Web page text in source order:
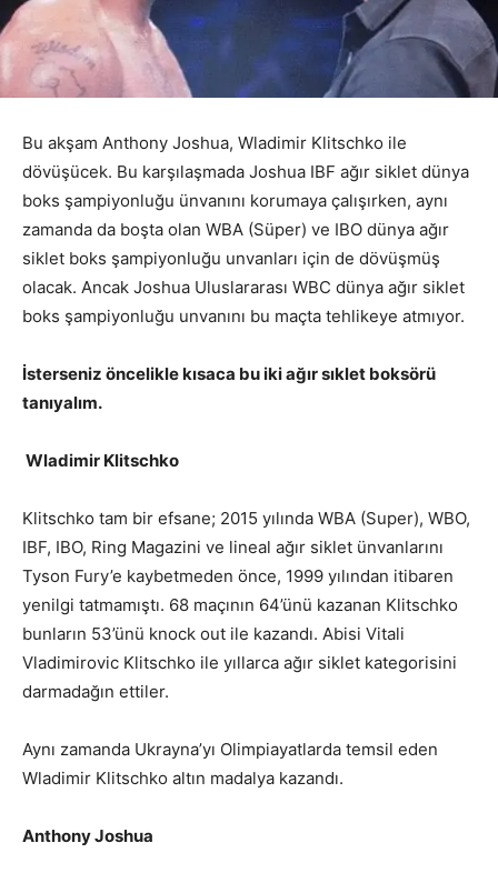
Bu akşam Anthony Joshua, Wladimir Klitschko ile
dövüşücek. Bu karşılaşmada Joshua IBF ağır siklet dünya
boks şampiyonluğu ünvanını korumaya çalışırken, aynı
zamanda da boşta olan WBA (Süper) ve IBO dünya ağır
siklet boks şampiyonluğu unvanları için de dövüşmüş
olacak. Ancak Joshua Uluslararası WBC dünya ağır siklet
boks şampiyonluğu unvanını bu maçta tehlikeye atmıyor.
İsterseniz öncelikle kısaca bu iki ağır sıklet boksörü
tanıyalım.
Wladimir Klitschko
Klitschko tam bir efsane; 2015 yılında WBA (Super), WBO,
IBF, IBO, Ring Magazini ve lineal ağır siklet ünvanlarını
Tyson Fury’e kaybetmeden önce, 1999 yılından itibaren
yenilgi tatmamıştı. 68 maçının 64’ünü kazanan Klitschko
bunların 53’ünü knock out ile kazandı. Abisi Vitali
Vladimirovic Klitschko ile yıllarca ağır siklet kategorisini
darmadağın ettiler.
Aynı zamanda Ukrayna’yı Olimpiayatlarda temsil eden
Wladimir Klitschko altın madalya kazandı.
Anthony Joshua